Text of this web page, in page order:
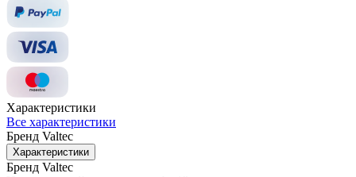
Характеристики
Все характеристики
Бренд Valtec
Характеристики
Бренд Valtec